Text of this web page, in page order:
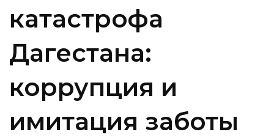
катастрофа
Дагестана:
коррупция и
имитация заботы